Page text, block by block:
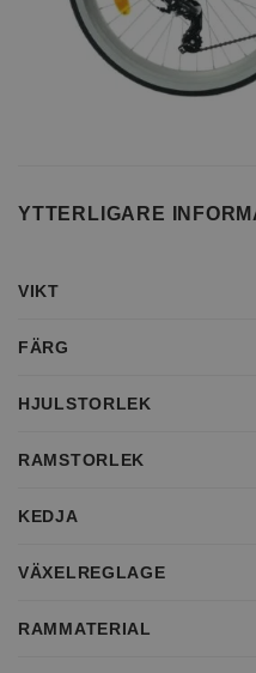
YTTERLIGARE
VIKT
FÄRG
HJULSTORLEK
RAMSTORLEK
KEDJA
VÄXELREGLAGE
RAMMATERIAL